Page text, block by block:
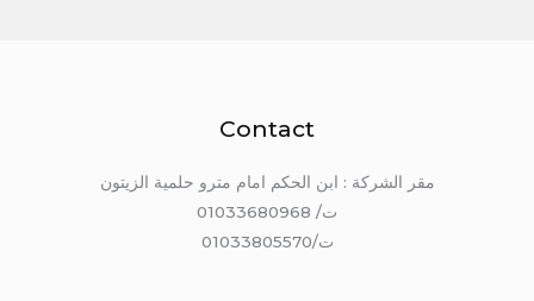
Contact
مقر الشركة : ابن الحكم امام مترو حلمية الزيتون
ت/ 01033680968
ت/01033805570